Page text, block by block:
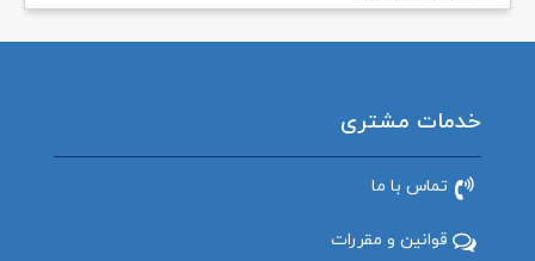
خدمات مشتری
تماس با ما
قوانین و مقررات